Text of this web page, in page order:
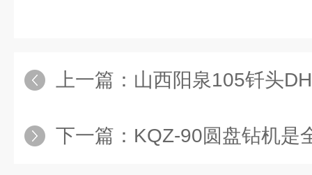
上一篇： 山西阳泉105钎头
下一篇： KQZ-90圆盘钻机是全气